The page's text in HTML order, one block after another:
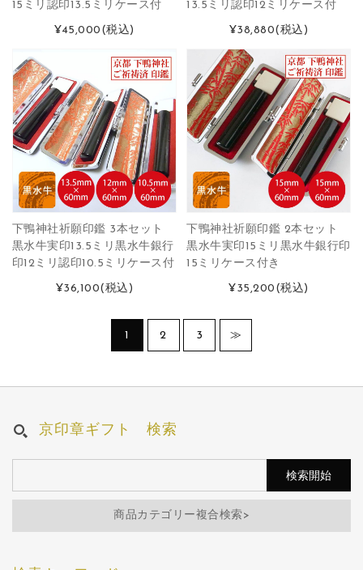
15ミリ認印13.5ミリケース付
¥45,000 (税込)
13.5ミリ認印12ミリケース付
¥38,880(税込)
下鴨神社祈願印鑑 3本セット
黒水牛実印13.5ミリ黒水牛銀行
印12ミリ認印10.5ミリケース付
¥36,100(税込)
下鴨神社祈願印鑑 2本セット
黒水牛実印15ミリ黒水牛銀行印
15ミリケース付き
¥35,200 (税込)
1 2 3 ≫
京印章ギフト 検索
商品カテゴリー複合検索>